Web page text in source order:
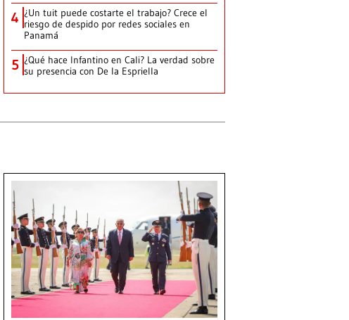
4 ¿Un tuit puede costarte el trabajo? Crece el
riesgo de despido por redes sociales en
Panamá
5 ¿Qué hace Infantino en Cali? La verdad sobre
su presencia con De la Espriella